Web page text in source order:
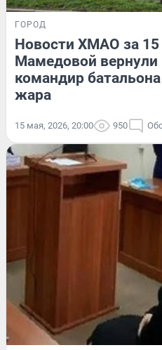
ГОРОД
Новости ХМАО за
Мамедовой вернули
командир
жара
15 мая, 2026, 20:00 950